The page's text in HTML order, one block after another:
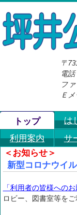
〒
電
フ
Ｅ
トップ は
利用案内
サ
＜お知らせ＞
新型コロナウイ
「利用者の皆様へのお
ロビー、図書室等をご